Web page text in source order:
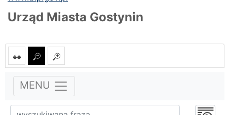
Urząd Miasta Gostynin
MENU